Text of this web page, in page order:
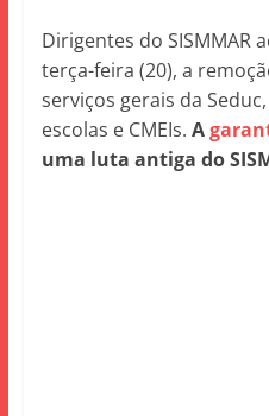
Dirigentes do SISMMAR
terça-feira (20), a
serviços gerais da
escolas e CMEIs. A
uma luta antiga do